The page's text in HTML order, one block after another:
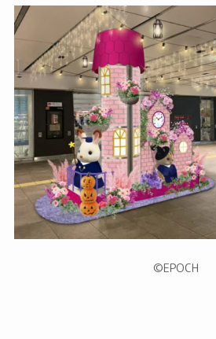
©︎EPOCH